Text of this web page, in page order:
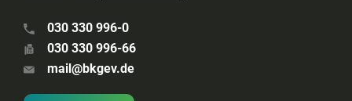
030 330 996-0
030 330 996-66
mail@bkgev.de